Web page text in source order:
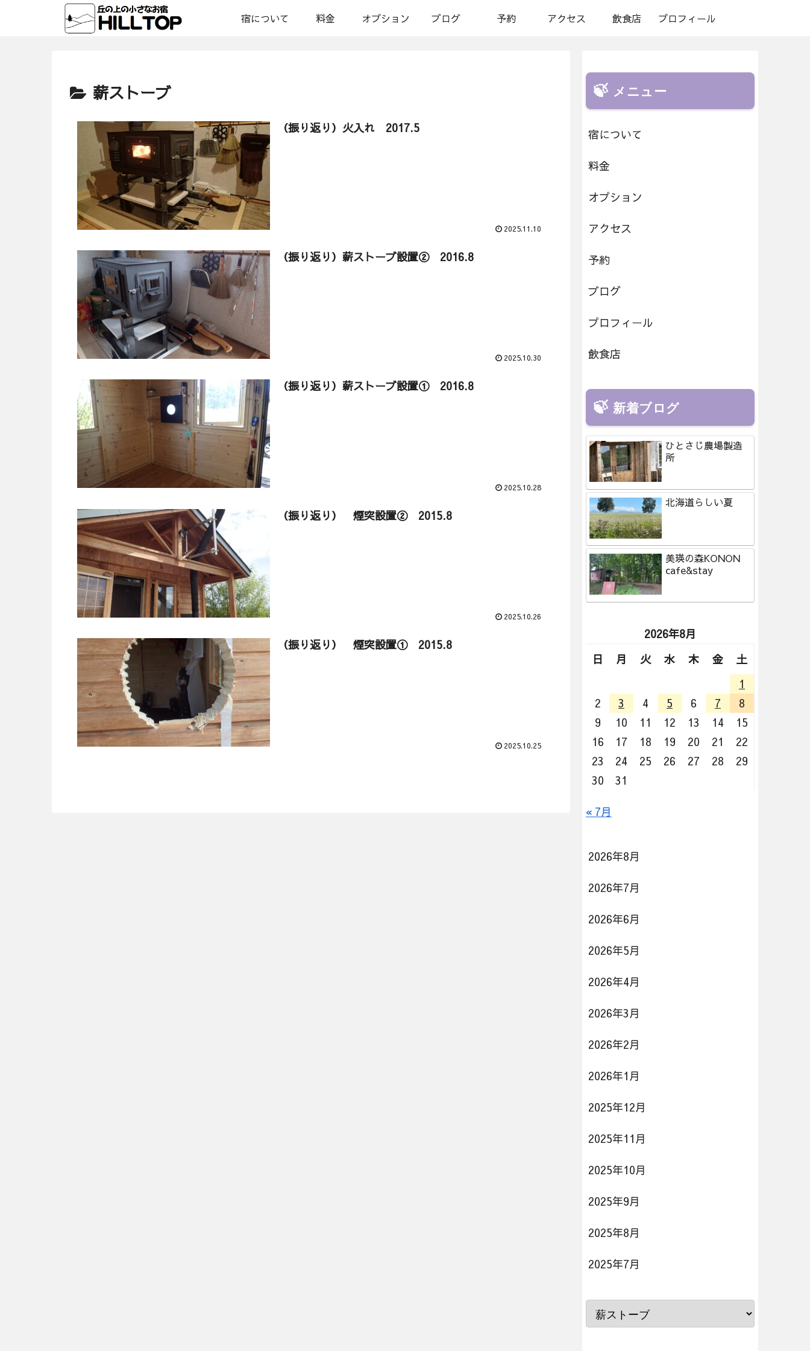
宿について 料金 オプション ブログ 予約 アクセス 飲食店 プロフィール
薪ストーブ
（振り返り）火入れ 2017.5
2025.11.10
（振り返り）薪ストーブ設置② 2016.8
2025.10.30
（振り返り）薪ストーブ設置① 2016.8
2025.10.28
（振り返り） 煙突設置② 2015.8
2025.10.26
（振り返り） 煙突設置① 2015.8
2025.10.25
メニュー
宿について
料金
オプション
アクセス
予約
ブログ
プロフィール
飲食店
新着ブログ
ひとさじ農場製造
所
北海道らしい夏
美瑛の森KONON
cafe&stay
2026年8月
日
月 火 水 木 金
土
1
2
3 4 5 6 7
8
9
10 11 12 13 14
15
16
17 18 19 20 21
22
23
24 25 26 27 28
29
30
31
« 7月
2026年8月
2026年7月
2026年6月
2026年5月
2026年4月
2026年3月
2026年2月
2026年1月
2025年12月
2025年11月
2025年10月
2025年9月
2025年8月
2025年7月